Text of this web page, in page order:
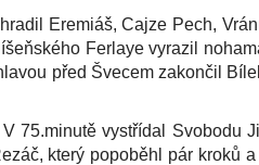
Eremiáš, Cajze Pech,
Ferlaye vyrazil
před Švecem zakončil
75.minutě vystřídal Svobodu
který popoběhl pár kroků